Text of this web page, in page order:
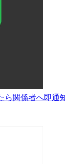
関係者へ即通